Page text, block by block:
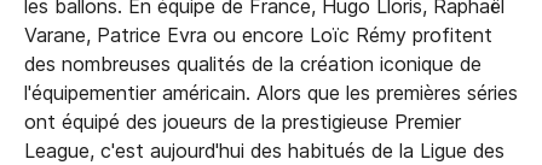
les ballons. En équipe de France, Hugo Lloris, Raphaël
Varane, Patrice Evra ou encore Loïc Rémy profitent
des nombreuses qualités de la création iconique de
l'équipementier américain. Alors que les premières séries
ont équipé des joueurs de la prestigieuse Premier
League, c'est aujourd'hui des habitués de la Ligue des